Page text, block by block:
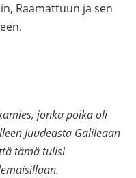
Raamattuun ja sen
jonka poika oli
Juudeasta Galileaan
tämä tulisi